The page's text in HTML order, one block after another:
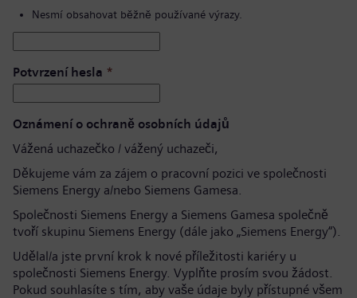
Nesmí obsahovat běžně používané výrazy.
Potvrzení hesla *
Oznámení o ochraně osobních údajů
Vážená uchazečko / vážený uchazeči,
Děkujeme vám za zájem o pracovní pozici ve společnosti
Siemens Energy a/nebo Siemens Gamesa.
Společnosti Siemens Energy a Siemens Gamesa společně
tvoří skupinu Siemens Energy (dále jako „Siemens Energy“).
Udělal/a jste první krok k nové příležitosti kariéry u
společnosti Siemens Energy. Vyplňte prosím svou žádost.
Pokud souhlasíte s tím, aby vaše údaje byly přístupné všem